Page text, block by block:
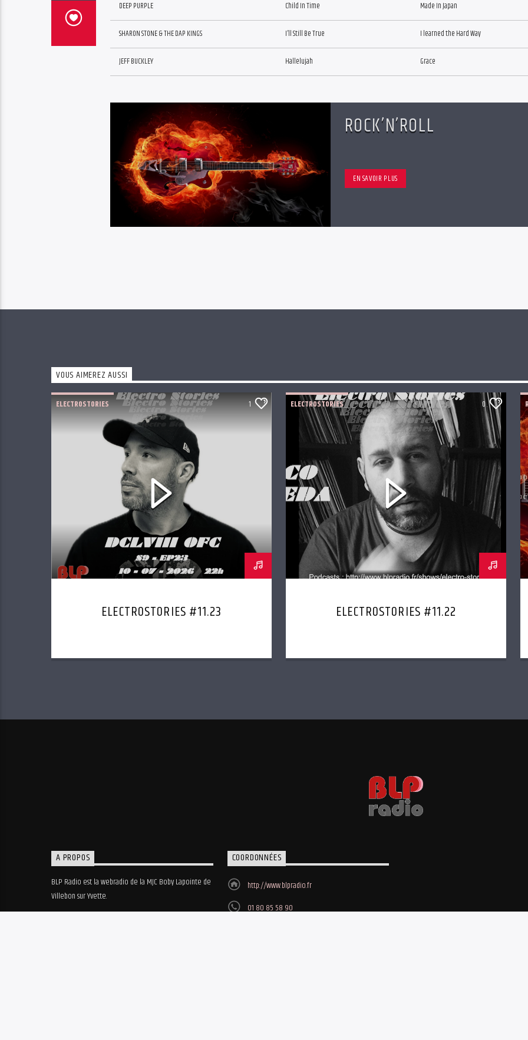
DEEP PURPLE Child In Time Made In Japan
SHARON STONE & THE DAP KINGS I’ll Still Be True I learned the Hard Way
JEFF BUCKLEY Hallelujah Grace
ROCK’N’ROLL
EN SAVOIR PLUS
VOUS AIMEREZ AUSSI
ELECTROSTORIES 1
ELECTROSTORIES #11.23
ELECTROSTORIES 0
ELECTROSTORIES #11.22
A PROPOS
BLP Radio est la webradio de la MJC Boby Lapointe de
Villebon sur Yvette.
COORDONNÉES
http://www.blpradio.fr
01 80 85 58 90